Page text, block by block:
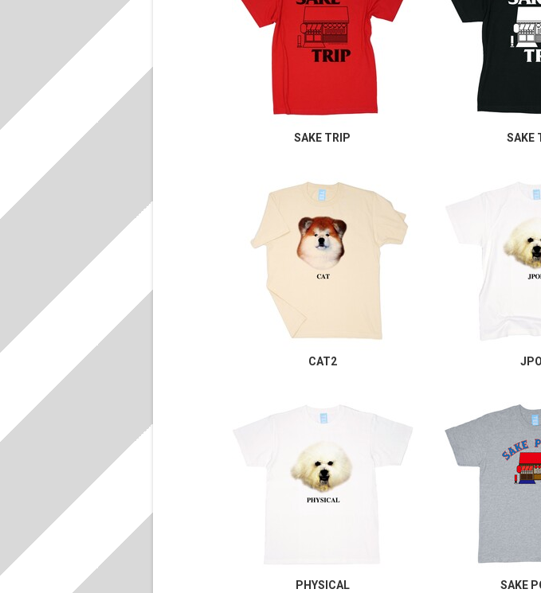
SAKE TRIP SAKE
CAT2
PHYSICAL SAKE